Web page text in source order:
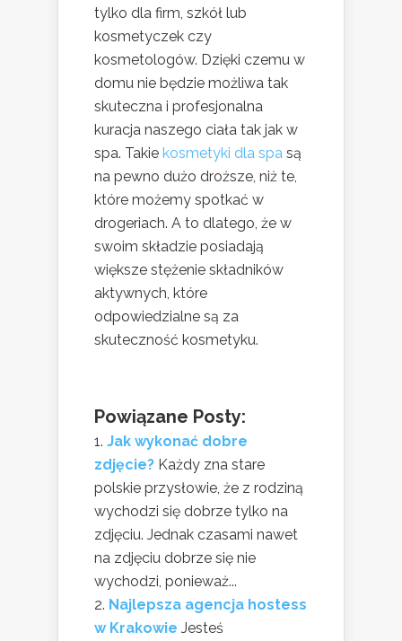
tylko dla firm, szkół lub
kosmetyczek czy
kosmetologów. Dzięki czemu w
domu nie będzie możliwa tak
skuteczna i profesjonalna
kuracja naszego ciała tak jak w
spa. Takie kosmetyki dla spa są
na pewno dużo droższe, niż te,
które możemy spotkać w
drogeriach. A to dlatego, że w
swoim składzie posiadają
większe stężenie składników
aktywnych, które
odpowiedzialne są za
skuteczność kosmetyku.
Powiązane Posty:
Jak wykonać dobre
zdjęcie? Każdy zna stare
polskie przysłowie, że z rodziną
wychodzi się dobrze tylko na
zdjęciu. Jednak czasami nawet
na zdjęciu dobrze się nie
wychodzi, ponieważ...
Najlepsza agencja hostess
w Krakowie Jesteś